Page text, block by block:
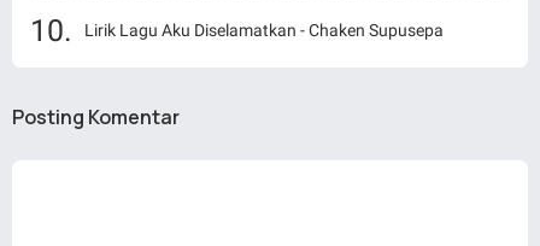
Lirik Lagu Aku Diselamatkan - Chaken Supusepa
Posting Komentar